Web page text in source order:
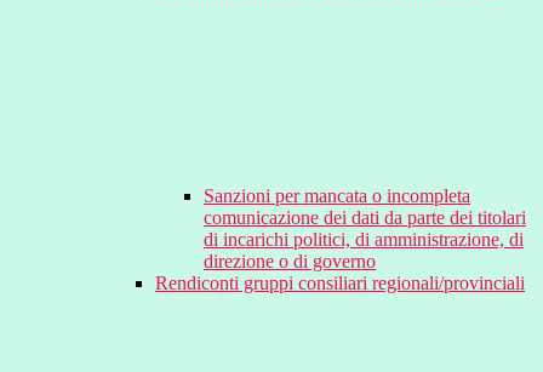
Sanzioni per mancata o incompleta
comunicazione dei dati da parte dei titolari
di incarichi politici, di amministrazione, di
direzione o di governo
Rendiconti gruppi consiliari regionali/provinciali